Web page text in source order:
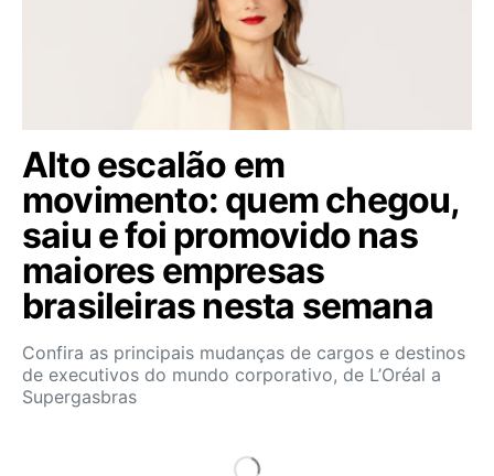
Alto escalão em
movimento: quem chegou,
saiu e foi promovido nas
maiores empresas
brasileiras nesta semana
Confira as principais mudanças de cargos e destinos
de executivos do mundo corporativo, de L’Oréal a
Supergasbras